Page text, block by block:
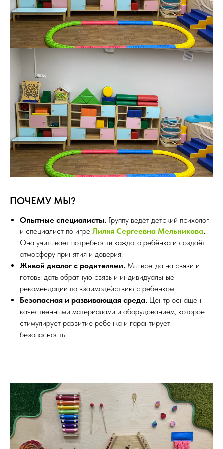
ПОЧЕМУ МЫ?
Опытные специалисты. Группу ведёт детский психолог
и специалист по игре Лилия Сергеевна Мельникова.
Она учитывает потребности каждого ребёнка и создаёт
атмосферу принятия и доверия.
Живой диалог с родителями. Мы всегда на связи и
готовы дать обратную связь и индивидуальные
рекомендации по взаимодействию с ребенком.
Безопасная и развивающая среда. Центр оснащен
качественными материалами и оборудованием, которое
стимулирует развитие ребенка и гарантирует
безопасность.